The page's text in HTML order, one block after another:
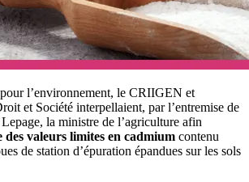
l’environnement, le CRIIGEN et
et Société interpellaient, par l’entremise de
la ministre de l’agriculture afin
des valeurs limites en cadmium contenu
de station d’épuration épandues sur les sols